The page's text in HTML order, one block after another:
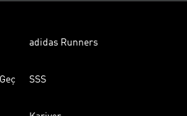
adidas Runners
SSS